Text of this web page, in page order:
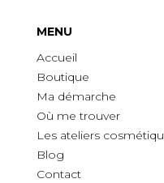
MENU
Accueil
Boutique
Ma démarche
Où me trouver
Les ateliers
Blog
Contact